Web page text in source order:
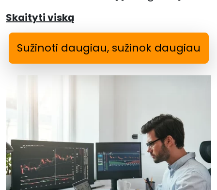
Skaityti viską
Sužinoti daugiau, sužinok daugiau